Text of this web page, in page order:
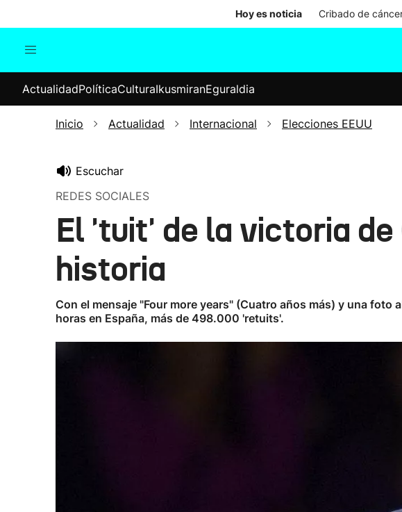
Hoy es noticia Cribado de
Internacional
Elecciones
ActualidadPolíticaCulturaIkusmiranEguraldia
Inicio Actualidad Internacional Elecciones EEUU
Escuchar
REDES SOCIALES
El 'tuit' de la victoria
historia
Con el mensaje "Four more years" (Cuatro años más) y una
horas en España, más de 498.000 'retuits'.